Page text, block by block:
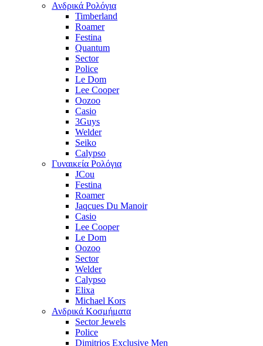
Ανδρικά Ρολόγια
Timberland
Roamer
Festina
Quantum
Sector
Police
Le Dom
Lee Cooper
Oozoo
Casio
3Guys
Welder
Seiko
Calypso
Γυναικεία Ρολόγια
JCou
Festina
Roamer
Jaqcues Du Manoir
Casio
Lee Cooper
Le Dom
Oozoo
Sector
Welder
Calypso
Elixa
Michael Kors
Ανδρικά Κοσμήματα
Sector Jewels
Police
Dimitrios Exclusive Men